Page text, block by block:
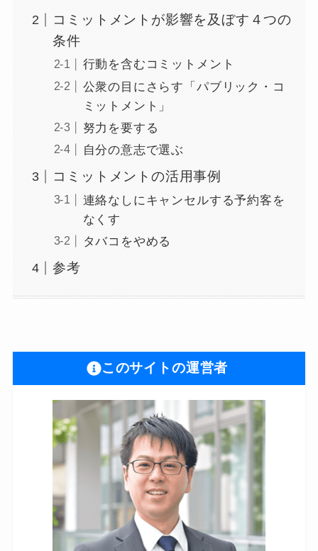
コミットメントが影響を及ぼす４つの
条件
行動を含むコミットメント
公衆の目にさらす「パブリック・コ
ミットメント」
努力を要する
自分の意志で選ぶ
コミットメントの活用事例
連絡なしにキャンセルする予約客を
なくす
タバコをやめる
参考
このサイトの運営者